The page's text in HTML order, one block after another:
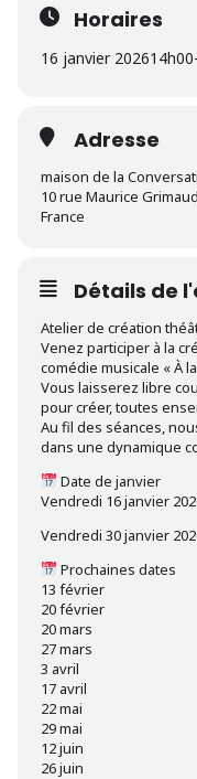
Horaires
16 janvier 202614h00-
Adresse
maison de la
10 rue Maurice
France
Détails de
Atelier de création
Venez participer à la
comédie musicale « À
Vous laisserez libre
pour créer, toutes
Au fil des séances,
dans une dynamique
Date de janvier
Vendredi 16 janvier
Vendredi 30 janvier
Prochaines dates
13 février
20 février
20 mars
27 mars
3 avril
17 avril
22 mai
29 mai
12 juin
26 juin